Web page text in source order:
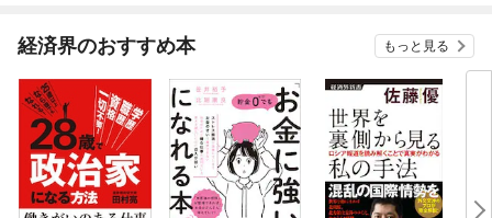
経済界のおすすめ本 もっと見る